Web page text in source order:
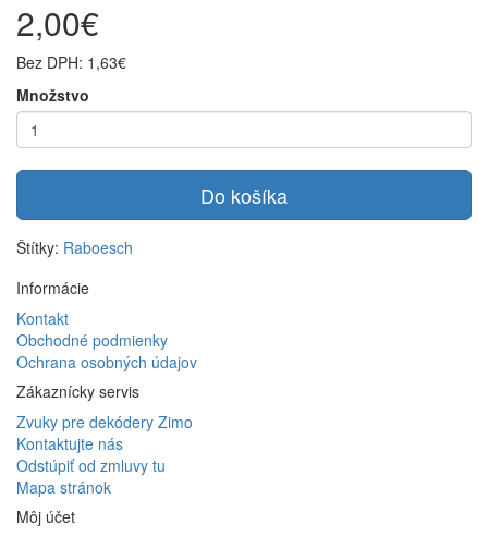
2,00€
Bez DPH: 1,63€
Množstvo
Do košíka
Štítky: Raboesch
Informácie
Kontakt
Obchodné podmienky
Ochrana osobných údajov
Zákaznícky servis
Zvuky pre dekódery Zimo
Kontaktujte nás
Odstúpiť od zmluvy tu
Mapa stránok
Môj účet